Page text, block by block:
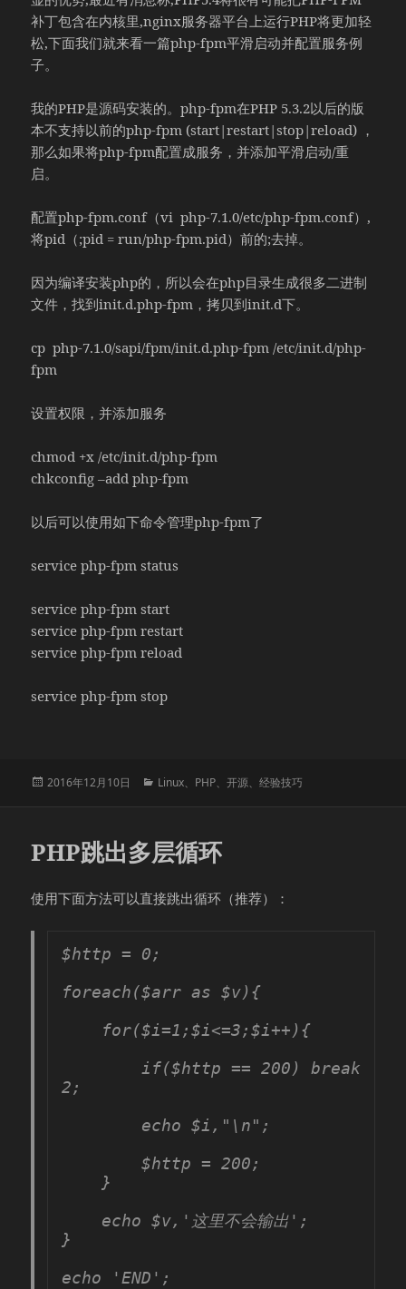
补丁包含在内核里,nginx服务器平台上运行PHP将更加轻
松,下面我们就来看一篇php-fpm平滑启动并配置服务例
子。
我的PHP是源码安装的。php-fpm在PHP 5.3.2以后的版
本不支持以前的php-fpm (start|restart|stop|reload) ，
那么如果将php-fpm配置成服务，并添加平滑启动/重
启。
配置php-fpm.conf（vi php-7.1.0/etc/php-fpm.conf）,
将pid（;pid = run/php-fpm.pid）前的;去掉。
因为编译安装php的，所以会在php目录生成很多二进制
文件，找到init.d.php-fpm，拷贝到init.d下。
cp php-7.1.0/sapi/fpm/init.d.php-fpm /etc/init.d/php-
fpm
设置权限，并添加服务
chmod +x /etc/init.d/php-fpm
chkconfig –add php-fpm
以后可以使用如下命令管理php-fpm了
service php-fpm status
service php-fpm start
service php-fpm restart
service php-fpm reload
service php-fpm stop
发
2016年12月10日
分
Linux、 PHP、开源、经验技巧
PHP跳出多层循环
使用下面方法可以直接跳出循环（推荐）：
$http = 0;
foreach($arr as $v){
2;
}
echo 'END';